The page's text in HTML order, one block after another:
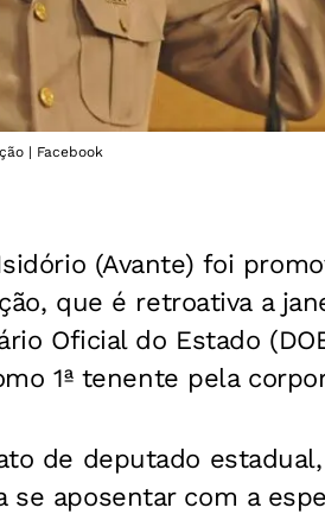
| Facebook
(Avante) foi
que é retroativa a
Oficial do Estado
1ª tenente pela
de deputado
aposentar com a